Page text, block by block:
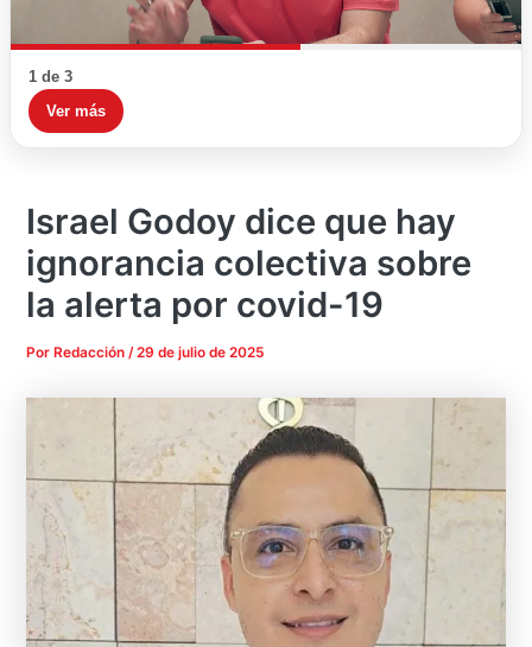
1 de 3
Ver más
Israel Godoy dice que hay
ignorancia colectiva sobre
la alerta por covid-19
Por Redacción/29 de julio de 2025